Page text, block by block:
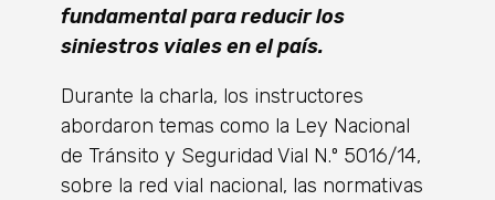
fundamental para reducir los
siniestros viales en el país.
Durante la charla, los instructores
abordaron temas como la Ley Nacional
de Tránsito y Seguridad Vial N.º 5016/14,
sobre la red vial nacional, las normativas